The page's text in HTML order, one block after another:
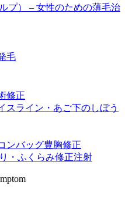
プ） – 女性のための薄毛治
毛
修正
スライン・あご下のしぼう
ンバッグ豊胸修正
・ふくらみ修正注射